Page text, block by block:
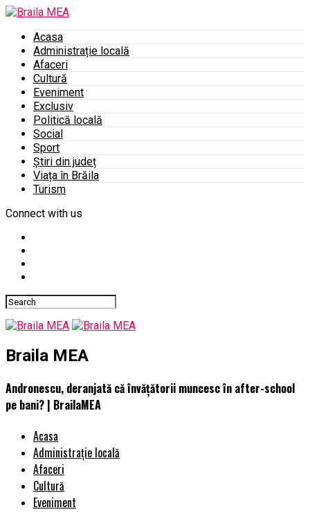
Acasa
Administrație locală
Afaceri
Cultură
Eveniment
Exclusiv
Politică locală
Social
Sport
Știri din județ
Viața în Brăila
Turism
Connect with us
Braila MEA
Andronescu, deranjată că învăţătorii muncesc în after-school
pe bani? | BrailaMEA
Acasa
Administrație locală
Afaceri
Cultură
Eveniment